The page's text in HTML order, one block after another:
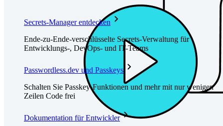
Secrets-Manager entdecken
Ende-zu-Ende-verschlüsselte Secrets-Verwaltung für
Entwicklungs-, DevOps- und IT-Teams
Passwordless.dev und Passkeys
Schalten Sie Passkey-Funktionen und mehr mit nur wenigen
Zeilen Code frei
Dokumentation für Entwickler